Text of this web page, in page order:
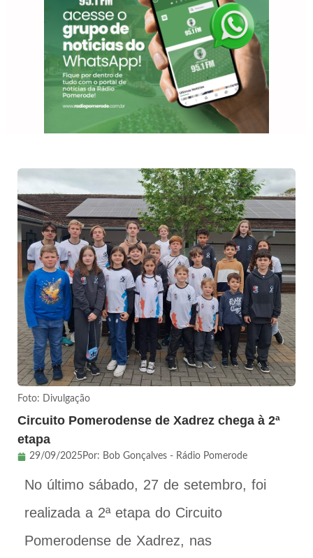
Foto: Divulgação
Circuito Pomerodense de Xadrez chega à 2ª
etapa
29/09/2025Por: Bob Gonçalves - Rádio Pomerode
No último sábado, 27 de setembro, foi
realizada a 2ª etapa do Circuito
Pomerodense de Xadrez, nas